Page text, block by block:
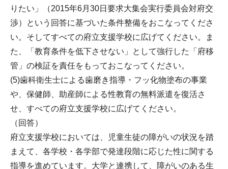
りたい」（2015年6月30日要求大集会実行委員会対府交
渉）という回答に基づいた条件整備をおこなってくださ
い。そしてすべての府立支援学校に広げてください。ま
た、「教育条件を低下させない」として強行した「府移
管」の検証を責任をもっておこなってください。
(5)歯科衛生士による歯磨き指導・フッ化物塗布の事業
や、保健師、助産師による性教育の無料派遣を復活さ
せ、すべての府立支援学校に広げてください。
（回答）
府立支援学校においては、児童生徒の障がいの状況を踏
まえて、各学校・各学部で発達段階に応じた性に関する
指導を進めています。大学と連携して、障がいのある生